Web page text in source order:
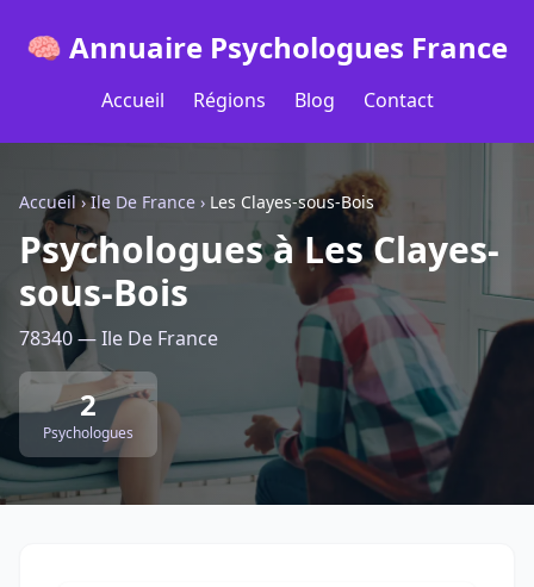
🧠 Annuaire Psychologues France
Accueil Régions Blog Contact
Accueil ›Ile De France › Les Clayes-sous-Bois
Psychologues à Les Clayes-
sous-Bois
78340 — Ile De France
2
Psychologues